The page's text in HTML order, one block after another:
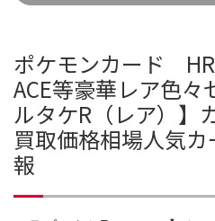
ポケモンカード HR
ACE等豪華レア色々
ルタケR（レア）】
買取価格相場人気
報